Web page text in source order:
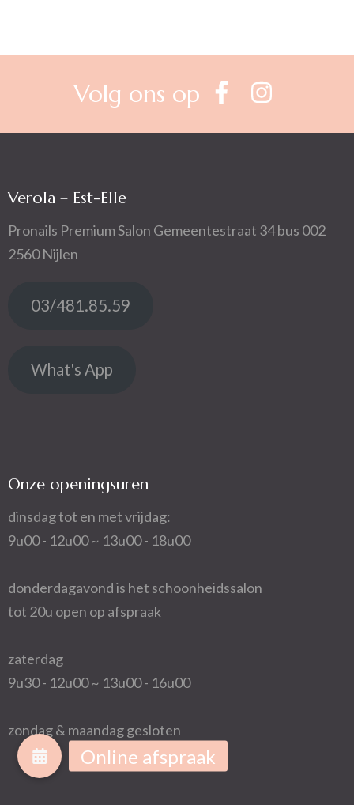
Volg ons op
Verola – Est-Elle
Pronails Premium Salon Gemeentestraat 34 bus 002
2560 Nijlen
03/481.85.59
What's App
Onze openingsuren
dinsdag tot en met vrijdag:
9u00 - 12u00 ~ 13u00 - 18u00
donderdagavond is het schoonheidssalon
tot 20u open op afspraak
zaterdag
9u30 - 12u00 ~ 13u00 - 16u00
zondag & maandag gesloten